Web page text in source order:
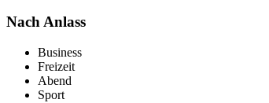
Nach Anlass
Business
Freizeit
Abend
Sport